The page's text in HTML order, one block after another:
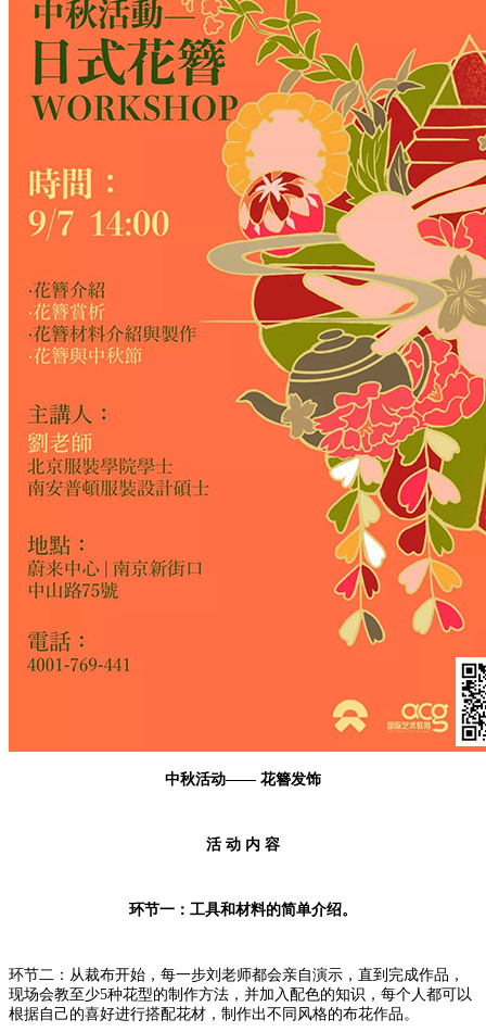
中秋活动—— 花簪发饰
活 动 内 容
环节一：工具和材料的简单介绍。
环节二：从裁布开始，每一步刘老师都会亲自演示，直到完成作品，
现场会教至少5种花型的制作方法，并加入配色的知识，每个人都可以
根据自己的喜好进行搭配花材，制作出不同风格的布花作品。